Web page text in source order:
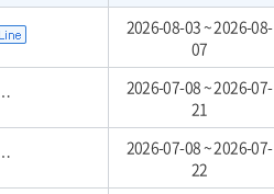
2026-08-03 ~ 2026-08-
07
2026-07-08 ~ 2026-07-
21
2026-07-08 ~ 2026-07-
22